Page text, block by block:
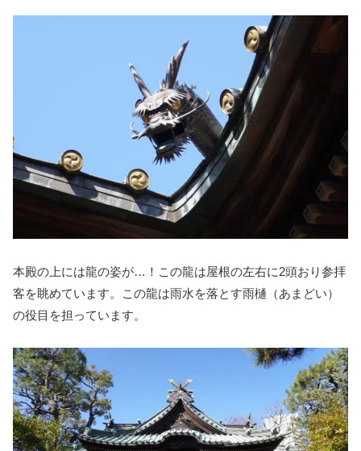
本殿の上には龍の姿が…！この龍は屋根の左右に2頭おり参拝
客を眺めています。この龍は雨水を落とす雨樋（あまどい）
の役目を担っています。